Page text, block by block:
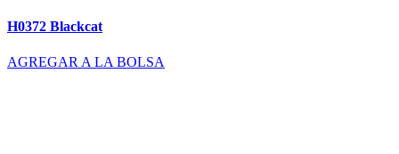
H0372 Blackcat
AGREGAR A LA BOLSA